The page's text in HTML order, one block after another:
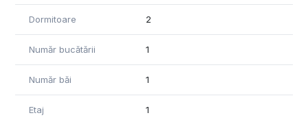
Pentru informatii suplimentare si vizionari va stam cu drag la
dispozitie!
Informatiile din anunt au fost furnizate in prealabil de catre
proprietar. Agentia nu isi asuma responsabilitatea pentru
eventualele modificari in ceea ce priveste pretul sau
informatiile prezentate.
Dormitoare 2
Număr bucătării 1
Număr băi 1
Etaj 1